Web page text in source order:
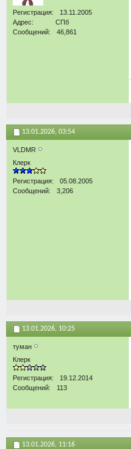
Регистрация
13.11.2005
Адрес
СПб
Сообщений
46,861
13.01.2026, 03:54
VLDMR
Клерк
Регистрация
05.08.2005
Сообщений
3,206
13.01.2026, 10:25
туман
Клерк
Регистрация
19.12.2014
Сообщений
113
13.01.2026, 11:16